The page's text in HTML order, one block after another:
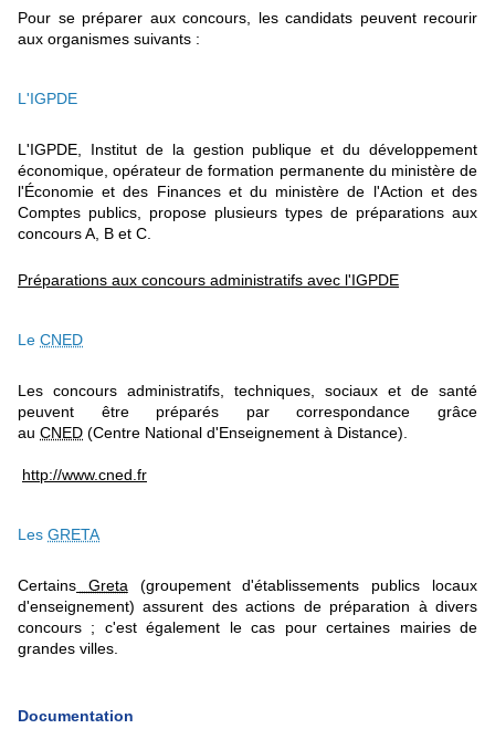
Pour se préparer aux concours, les candidats peuvent recourir
aux organismes suivants :
L'IGPDE
L'IGPDE, Institut de la gestion publique et du développement
économique, opérateur de formation permanente du ministère de
l'Économie et des Finances et du ministère de l'Action et des
Comptes publics, propose plusieurs types de préparations aux
concours A, B et C.
Préparations aux concours administratifs avec l'IGPDE
Le CNED
Les concours administratifs, techniques, sociaux et de santé
peuvent être préparés par correspondance grâce
au CNED (Centre National d'Enseignement à Distance).
http://www.cned.fr
Les GRETA
Certains Greta (groupement d'établissements publics locaux
d'enseignement) assurent des actions de préparation à divers
concours ; c'est également le cas pour certaines mairies de
grandes villes.
Documentation